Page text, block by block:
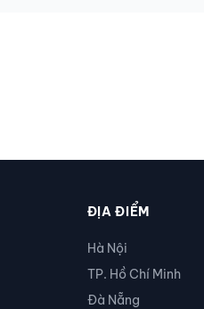
ĐỊA ĐIỂM
Hà Nội
TP. Hồ Chí Minh
Đà Nẵng